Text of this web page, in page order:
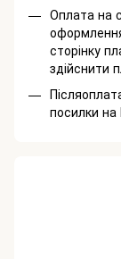
Оплата на
сторінку
здійснити
посилки на